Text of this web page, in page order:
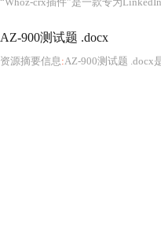
AZ-900测试题 .docx
资源摘要信息:AZ-900测试题 .docx